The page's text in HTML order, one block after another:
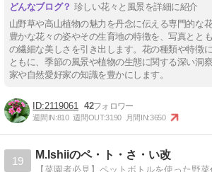
珍しい花々と風景を詳細に紹介
山野草や高山植物の魅力を丹念に伝える専門的な
豊かな花々の姿やその生育地の特徴を、写真とと
の繊細な美しさを引き出します。花の種類や特徴
ともに、季節の風景や植物の生態に関する深い洞
家や自然愛好家の知識を豊かにします。
2119061 42
週間IN:810 週間OUT:3190 月間IN:3650
19
M.Ishiiのペ・ト・さ・い改